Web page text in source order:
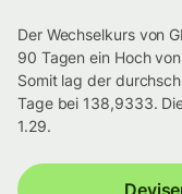
Der Wechselkurs von
90 Tagen ein Hoch
Somit lag der
Tage bei 138,9333.
1.29.